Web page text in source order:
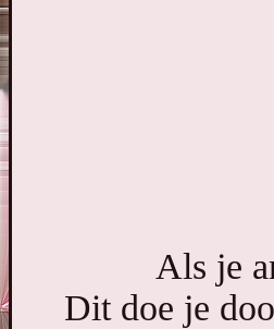
Als je
Dit doe je